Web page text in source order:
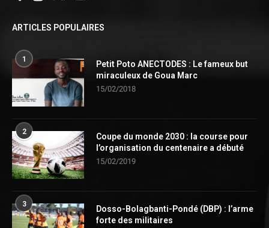
ARTICLES POPULAIRES
1
Petit Poto ANECTODES : Le fameux but
miraculeux de Goua Marc
15/02/2018
2
Coupe du monde 2030 : la course pour
l’organisation du centenaire a débuté
15/02/2019
3
Dosso-Bolagbanti-Pondé (DBP) : l’arme
forte des militaires